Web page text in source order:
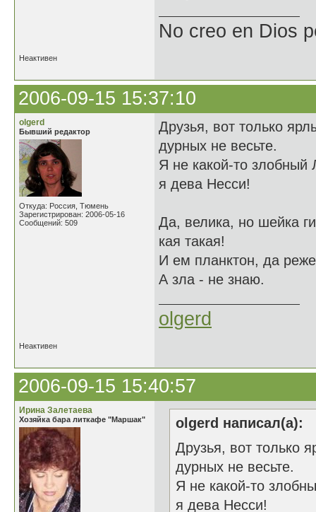
No creo en Dios
Неактивен
2006-09-15 15:37:10
olgerd
Бывший редактор
Откуда: Россия, Тюмень
Зарегистрирован: 2006-05-16
Сообщений: 509
Друзья, вот только
дурных не весьте.
Я не какой-то злобный
я дева Несси!
Да, велика, но шейка
кая такая!
И ем планктон, да
А зла - не знаю.
olgerd
Неактивен
2006-09-15 15:40:57
Ирина Залетаева
Хозяйка бара литкафе "Маршак"
olgerd написал(а):
Друзья, вот только
дурных не весьте.
Я не какой-то
я дева Несси!